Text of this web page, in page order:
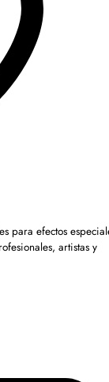
para efectos
artistas y